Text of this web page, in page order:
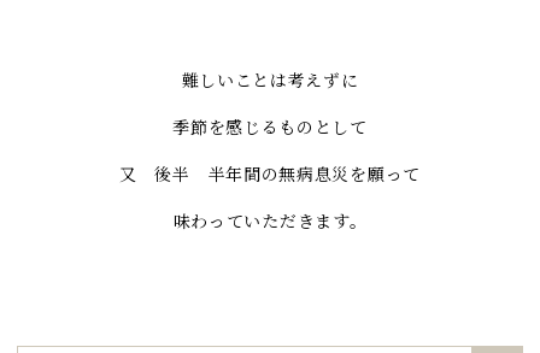
難しいことは考えずに
季節を感じるものとして
又 後半 半年間の無病息災を願って
味わっていただきます。